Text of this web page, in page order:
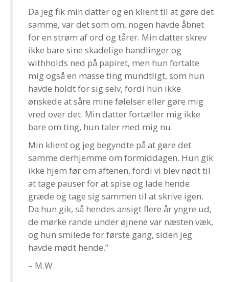
Da jeg fik min datter og en klient til at gøre det
samme, var det som om, nogen havde åbnet
for en strøm af ord og tårer. Min datter skrev
ikke bare sine skadelige handlinger og
withholds ned på papiret, men hun fortalte
mig også en masse ting mundtligt, som hun
havde holdt for sig selv, fordi hun ikke
ønskede at såre mine følelser eller gøre mig
vred over det. Min datter fortæller mig ikke
bare om ting, hun taler med mig nu.
Min klient og jeg begyndte på at gøre det
samme derhjemme om formiddagen. Hun gik
ikke hjem før om aftenen, fordi vi blev nødt til
at tage pauser for at spise og lade hende
græde og tage sig sammen til at skrive igen.
Da hun gik, så hendes ansigt flere år yngre ud,
de mørke rande under øjnene var næsten væk,
og hun smilede for første gang, siden jeg
havde mødt hende.”
– M.W.